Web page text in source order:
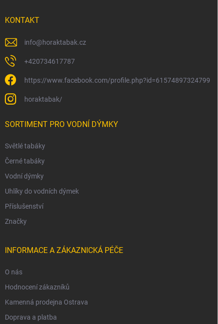
KONTAKT
info@horaktabak.cz
+420734617787
https://www.facebook.com/profile.php?id=61574897324799
horaktabak/
SORTIMENT PRO VODNÍ DÝMKY
Světlé tabáky
Černé tabáky
Vodní dýmky
Uhlíky do vodních dýmek
Příslušenství
Značky
INFORMACE A ZÁKAZNICKÁ PÉČE
O nás
Hodnocení zákazníků
Kamenná prodejna Ostrava
Doprava a platba